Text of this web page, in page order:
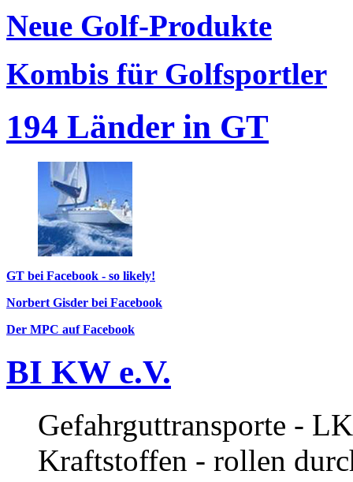
Neue Golf-Produkte
Kombis für Golfsportler
194 Länder in GT
GT bei Facebook - so likely!
Norbert Gisder bei Facebook
Der MPC auf Facebook
BI KW e.V.
Gefahrguttransporte -
Kraftstoffen - rollen